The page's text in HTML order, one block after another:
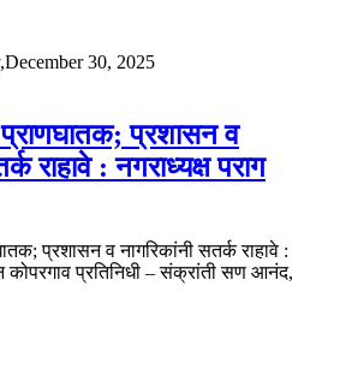
30, 2025
प्राणघातक; प्रशासन व
राहावे : नगराध्यक्ष पराग
प्रशासन व नागरिकांनी सतर्क राहावे :
कोपरगाव प्रतिनिधी – संक्रांती सण आनंद,